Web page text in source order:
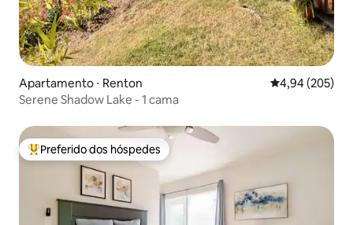
Apartamento ⋅ Renton 4,94 de uma
4,94 (205)
Serene Shadow Lake - 1 cama
Entre os melhores preferidos dos hóspedes
Preferido dos hóspedes